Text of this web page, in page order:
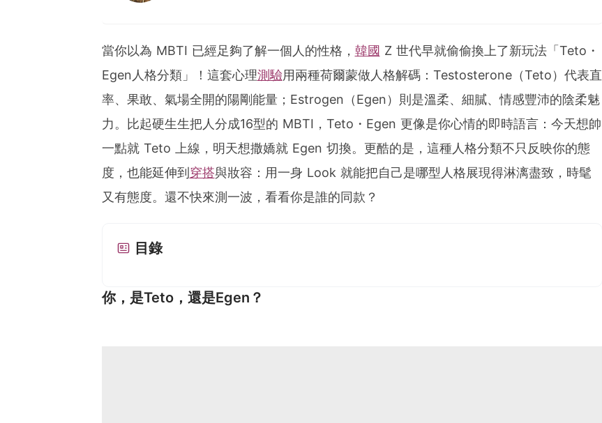
roxanne.lee@poplady-mag.com
當你以為 MBTI 已經足夠了解一個人的性格， 韓國 Z 世代早就偷偷換上了新玩法「Teto・
Egen人格分類」！這套心理測驗用兩種荷爾蒙做人格解碼：Testosterone（Teto）代表直
率、果敢、氣場全開的陽剛能量；Estrogen（Egen）則是溫柔、細膩、情感豐沛的陰柔魅
力。比起硬生生把人分成16型的 MBTI，Teto・Egen 更像是你心情的即時語言：今天想帥
一點就 Teto 上線，明天想撒嬌就 Egen 切換。更酷的是，這種人格分類不只反映你的態
度，也能延伸到 穿搭與妝容：用一身 Look 就能把自己是哪型人格展現得淋漓盡致，時髦
又有態度。還不快來測一波，看看你是誰的同款？
目錄
你，是Teto，還是Egen？